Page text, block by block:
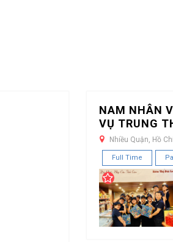
NAM NHÂN
VỤ TRUNG
Nhiều Quận, Hồ
Full Time